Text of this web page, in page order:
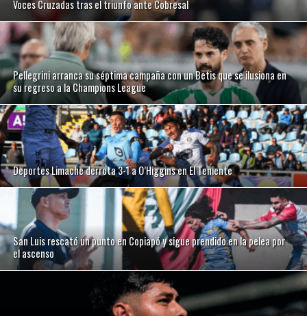
Voces Cruzadas tras el triunfo ante Cobresal
Pellegrini arranca su séptima campaña con un Betis que se ilusiona en
su regreso a la Champions League
Deportes Limache derrota 3-1 a O’Higgins en El Teniente
San Luis rescató un punto en Copiapó y sigue prendido en la pelea por
el ascenso